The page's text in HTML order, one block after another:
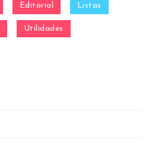
Editorial Listas
Utilidades